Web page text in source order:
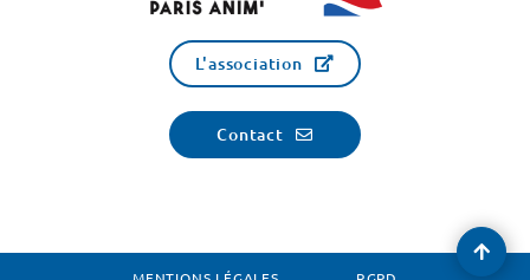
L'association
Contact